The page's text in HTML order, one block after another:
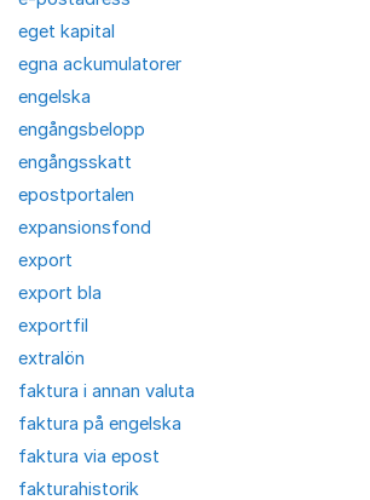
eget kapital
egna ackumulatorer
engelska
engångsbelopp
engångsskatt
epostportalen
expansionsfond
export
export bla
exportfil
extralön
faktura i annan valuta
faktura på engelska
faktura via epost
fakturahistorik